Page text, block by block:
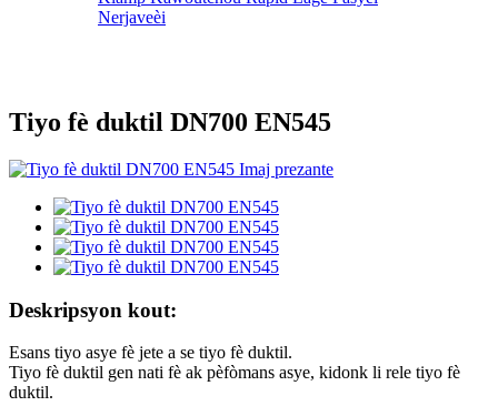
Nerjaveèi
Tiyo fè duktil DN700 EN545
Deskripsyon kout:
Esans tiyo asye fè jete a se tiyo fè duktil.
Tiyo fè duktil gen nati fè ak pèfòmans asye, kidonk li rele tiyo fè
duktil.